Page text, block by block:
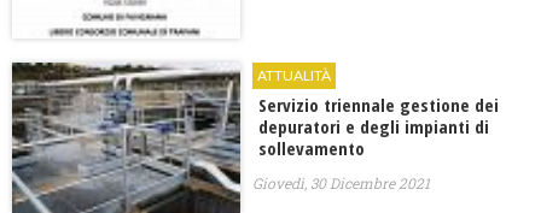
ATTUALITÀ
Servizio triennale gestione dei
depuratori e degli impianti di
sollevamento
Giovedì, 30 Dicembre 2021